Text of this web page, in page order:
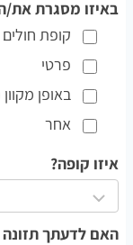
באיזו מסגרת
קופת חולים
פרטי
באופן מקוון
אחר
איזו קופה?
האם לדעתך